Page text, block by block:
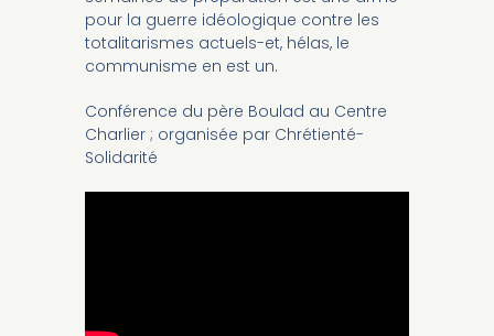
pour la guerre idéologique contre les
totalitarismes actuels-et, hélas, le
communisme en est un.
Conférence du père Boulad au Centre
Charlier ; organisée par Chrétienté-
Solidarité